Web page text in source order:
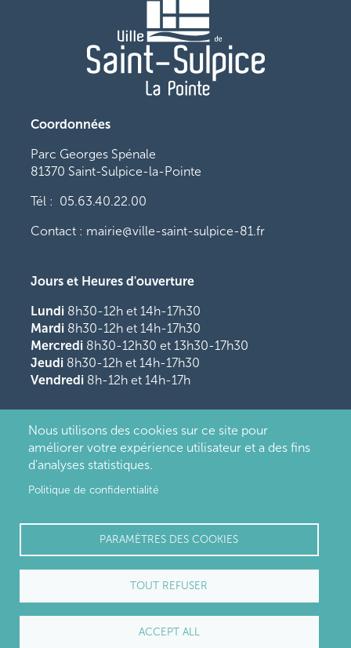
Nous utilisons des cookies sur ce site pour
améliorer votre expérience utilisateur et a des fins
d'analyses statistiques.
Politique de confidentialité
PARAMÈTRES DES COOKIES
TOUT REFUSER
ACCEPT ALL
Coordonnées
Parc Georges Spénale
81370 Saint-Sulpice-la-Pointe
Tél : 05.63.40.22.00
Contact : mairie@ville-saint-sulpice-81.fr
Jours et Heures d'ouverture
Lundi 8h30-12h et 14h-17h30
Mardi 8h30-12h et 14h-17h30
Mercredi 8h30-12h30 et 13h30-17h30
Jeudi 8h30-12h et 14h-17h30
Vendredi 8h-12h et 14h-17h
pageDéclaration d'accessibilité